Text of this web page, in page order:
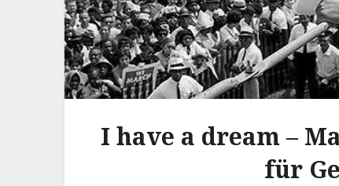
I have a dream –
für